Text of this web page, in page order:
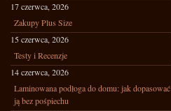
17 czerwca, 2026
Zakupy Plus Size
15 czerwca, 2026
Testy i Recenzje
14 czerwca, 2026
Laminowana podłoga do domu: jak dopasować
ją bez pośpiechu